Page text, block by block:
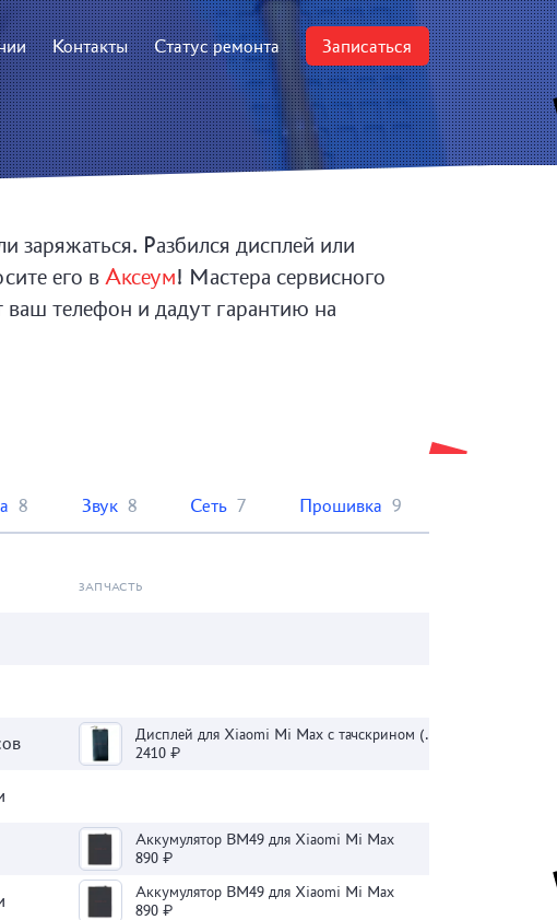
Контакты Статус ремонта Записаться
Разбился дисплей или
его в Аксеум! Мастера сервисного
ваш телефон и дадут гарантию на
8 Звук 8 Сеть 7 Прошивка 9
ЗАПЧАСТЬ
Дисплей для Xiaomi Mi Max с тачскрином (черный)
2410 ₽
Аккумулятор BM49 для Xiaomi Mi Max
890 ₽
Аккумулятор BM49 для Xiaomi Mi Max
890 ₽